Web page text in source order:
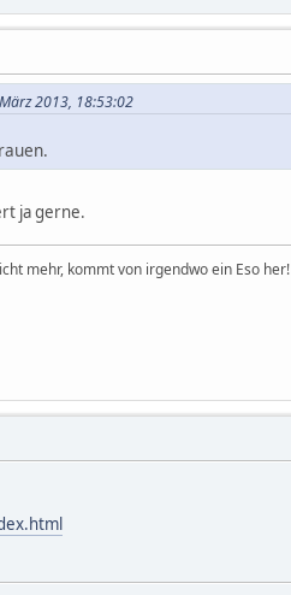
2013, 18:53:02
ja gerne.
mehr, kommt von irgendwo ein Eso her!